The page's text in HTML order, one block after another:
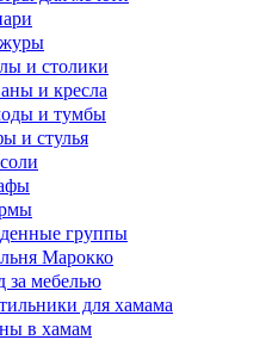
и столики
и кресла
и тумбы
и стулья
группы
Марокко
за мебелью
для хамама
в хамам